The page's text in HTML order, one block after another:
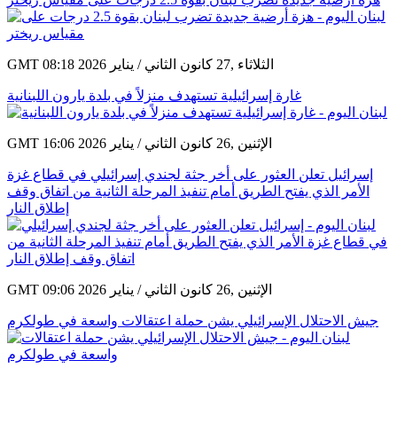
GMT 08:18 2026 الثلاثاء ,27 كانون الثاني / يناير
غارة إسرائيلية تستهدف منزلاً في بلدة يارون اللبنانية
GMT 16:06 2026 الإثنين ,26 كانون الثاني / يناير
إسرائيل تعلن العثور على أخر جثة لجندي إسرائيلي في قطاع غزة
الأمر الذي يفتح الطريق أمام تنفيذ المرحلة الثانية من اتفاق وقف
إطلاق النار
GMT 09:06 2026 الإثنين ,26 كانون الثاني / يناير
جيش الاحتلال الإسرائيلي يشن حملة اعتقالات واسعة في طولكرم